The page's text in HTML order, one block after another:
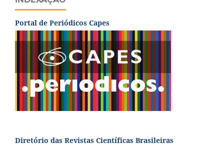
Portal de Periódicos Capes
Diretório das Revistas Científicas Brasileiras